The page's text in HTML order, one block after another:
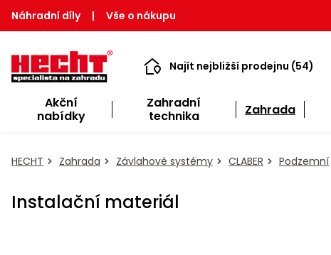
Náhradní díly | Vše o nákupu
Najít nejbližší prodejnu (54)
Akční
nabídky
Zahradní
technika
Zahrada
HECHT Zahrada Závlahové systémy CLABER Podzemní
Instalační materiál